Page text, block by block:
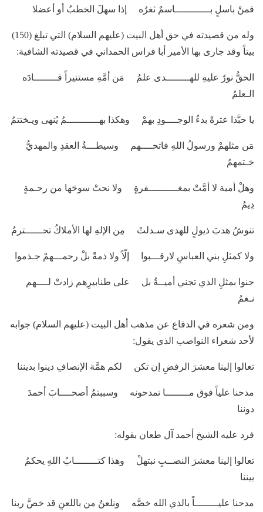
فمنْ باسلٍ بــــــــــــاسمٌ ثغرُه إذا سهلَ الخطبُ أو أعضلا
وله من قصيدته في حق أهل البيت (عليهم السلام) التي تبلغ (150)
بيتاً وقد جارى بها الأمير أبا فراس الحمداني في قصيدته الشافية:
الحقُّ نورٌ عليهِ للهــــــــدى علمُ مَن أمَّهِ مستنيراً قــــــــادَه
الـعلمُ
يا حبَّذا عترةً بدءُ الوجــــودِ بهمْ وهكذا بهـــــــــــمُ يُنهى ويـختتمُ
مَن مثلهمْ ورسولُ اللهِ فاتحــــهم وسيطـــةُ العقدِ والمهديُّ
خـتمهمُ
وهلْ أمية لا أمَّتْ بمغــــــــــفرةٍ ولا نحتْ سوحَها من رحـمةٍ
دِيمُ
تنوشُ هدبَ ذيولٍ للهدى سـدلتْ مِن الإلهِ لها الأملاكُ تحــــــترمُ
ولا كمثلِ بني العباسِ لارقـــبوا إلّاً ولا ذمةً بلْ رحمـــهمْ جـذموا
جنوا بمثلِ الذي تجني أميــةُ بل على طنابيرِهم زادتْ لــــهم
نـغمُ
ومن شعره في الدفاع عن مذهب أهل البيت (عليهم السلام) جوابه
لأحد شعراء النواصب الذي يقول:
تعالوا إلينا معشرَ الرفضِ إن تكن لكم همَّة الإنصافِ دينوا بديننا
مدحنا علياً فوق مــــــــا تمدحونه وسببتمُ أصحــــابَ أحمدَ
دوننا
فرد عليه الشيخ أحمد آل طعان بقوله:
تعالوا إلينا معشرَ النصــبِ نبتهلْ وهذا كتــــــــابُ اللهِ يحكمُ
بيننا
مدحنا عليــــــــاً بالذي الله خصَّه ونلعنُ من باللعنِ قد خصَّ ربنا